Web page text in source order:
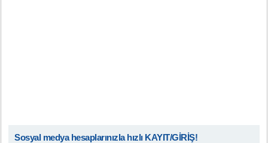
Sosyal medya hesaplarınızla hızlı KAYIT/GİRİŞ!